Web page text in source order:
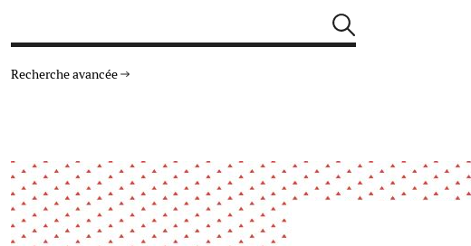
Recherche avancée
Architecture
Arts Design
Énergie
Actualité